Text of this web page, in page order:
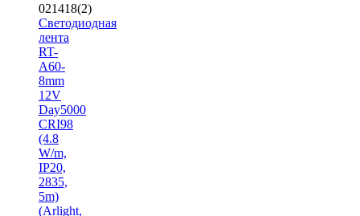
021418(2)
Светодиодная
лента
RT-
A60-
8mm
12V
Day5000
CRI98
(4.8
W/m,
IP20,
2835,
5m)
(Arlight,